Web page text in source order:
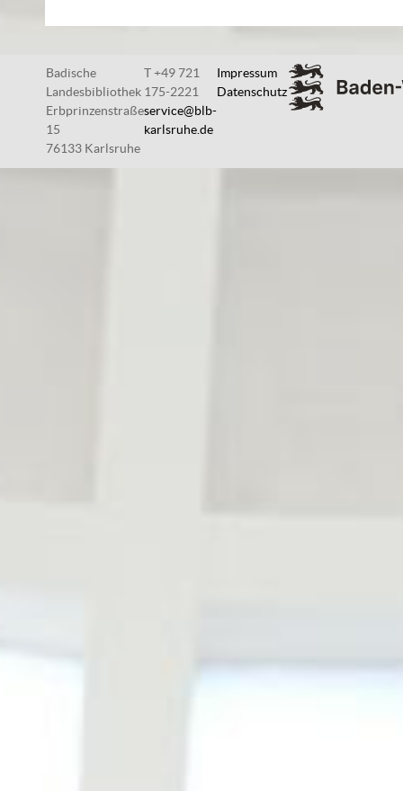
Badische
Landesbibliothek
Erbprinzenstraße
15
76133 Karlsruhe
T +49 721
175-2221
service@blb-
karlsruhe.de
Impressum
Datenschutz